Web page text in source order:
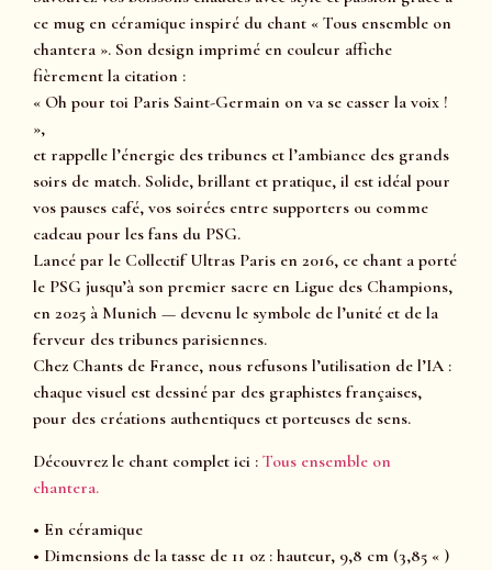
ce mug en céramique inspiré du chant « Tous ensemble on
chantera ». Son design imprimé en couleur affiche
fièrement la citation :
« Oh pour toi Paris Saint-Germain on va se casser la voix !
»,
et rappelle l’énergie des tribunes et l’ambiance des grands
soirs de match. Solide, brillant et pratique, il est idéal pour
vos pauses café, vos soirées entre supporters ou comme
cadeau pour les fans du PSG.
Lancé par le Collectif Ultras Paris en 2016, ce chant a porté
le PSG jusqu’à son premier sacre en Ligue des Champions,
en 2025 à Munich — devenu le symbole de l’unité et de la
ferveur des tribunes parisiennes.
Chez Chants de France, nous refusons l’utilisation de l’IA :
chaque visuel est dessiné par des graphistes françaises,
pour des créations authentiques et porteuses de sens.
Découvrez le chant complet ici : Tous ensemble on
chantera.
• En céramique
• Dimensions de la tasse de 11 oz : hauteur, 9,8 cm (3,85 « )